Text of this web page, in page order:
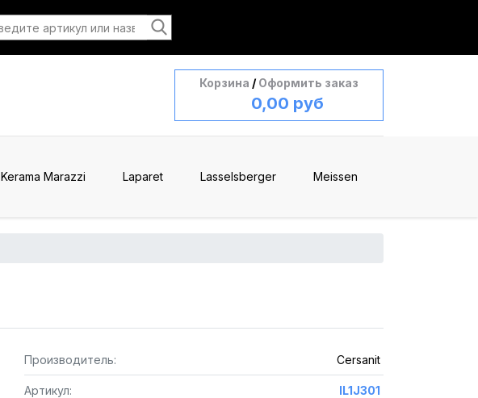
Корзина / Оформить заказ
0,00 руб
Kerama Marazzi Laparet Lasselsberger Meissen
Производитель: Cersanit
Артикул: IL1J301